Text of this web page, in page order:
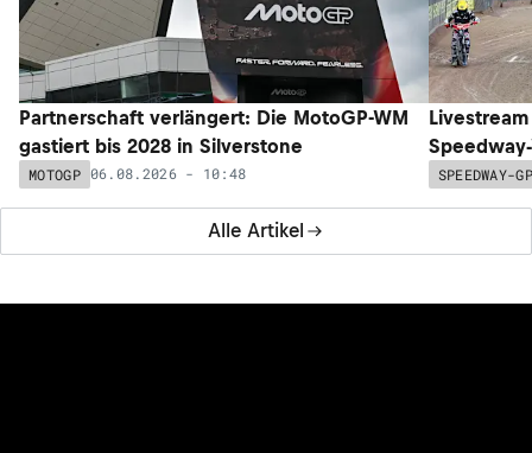
Alle Artikel
Partnerschaft verlängert: Die MotoGP-WM
gastiert bis 2028 in Silverstone
MOTOGP 06.08.2026 - 10:48 SPEEDWAY-GP